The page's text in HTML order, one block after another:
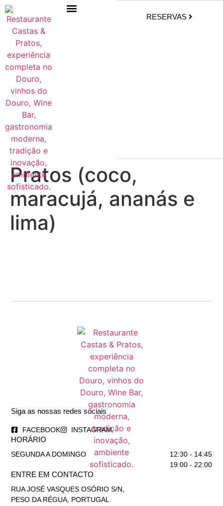
RESERVAS
Pratos (coco,
maracujá, ananás e
lima)
Siga as nossas redes sociais
FACEBOOK INSTAGRAM
HORÁRIO
SEGUNDA A DOMINGO
12:30 - 14:45
19:00 - 22:00
ENTRE EM CONTACTO
RUA JOSÉ VASQUES OSÓRIO S/N,
PESO DA RÉGUA, PORTUGAL